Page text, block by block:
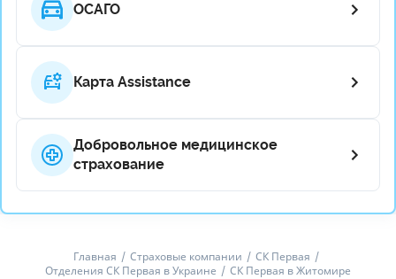
ОСАГО
Карта Assistance
Добровольное медицинское
страхование
Главная Страховые компании
СК Первая
Отделения СК Первая в Украине
СК Первая в Житомире